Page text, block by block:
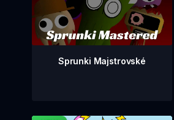
Sprunki Majstrovské